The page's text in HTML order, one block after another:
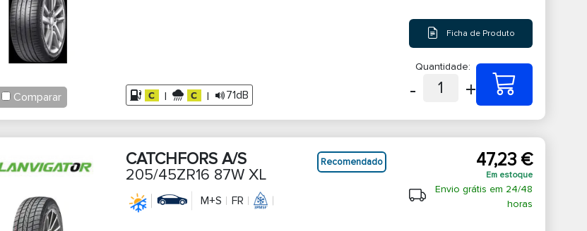
Comparar | | 71dB
Ficha de Produto
Quantidade:
- 1 +
CATCHFORS A/S
205/45ZR16 87W XL
M+S FR
Recomendado 47,23 €
Em estoque
Envio grátis em 24/48
horas